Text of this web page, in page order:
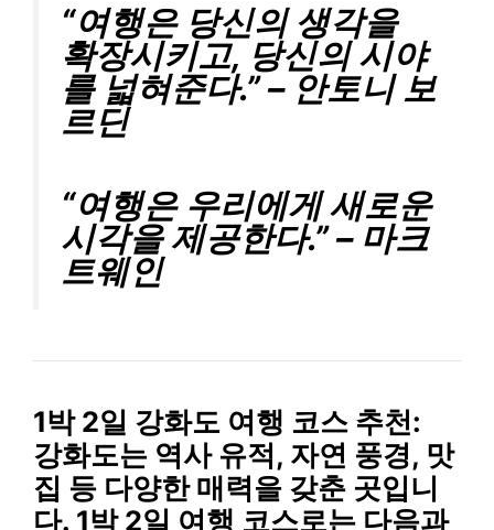
“여행은 당신의 생각을
확장시키고, 당신의 시야
를 넓혀준다.” – 안토니 보
르딘
“여행은 우리에게 새로운
시각을 제공한다.” – 마크
트웨인
1박 2일 강화도 여행 코스 추천:
강화도는 역사 유적, 자연 풍경, 맛
집 등 다양한 매력을 갖춘 곳입니
다. 1박 2일 여행 코스로는 다음과